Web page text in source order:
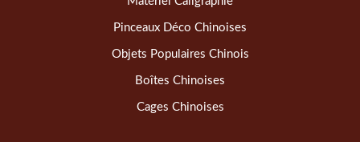
Pinceaux Déco Chinoises
Objets Populaires Chinois
Boîtes Chinoises
Cages Chinoises